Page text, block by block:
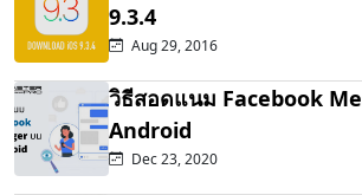
9.3.4
Aug 29, 2016
วิธีสอดแนม Facebook
Android
Dec 23, 2020